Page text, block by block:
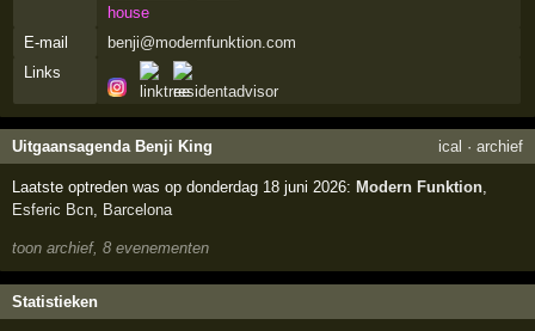
house
E-mail
benji@modernfunktion.com
Links
Uitgaansagenda Benji King ical · archief
Laatste optreden was op donderdag 18 juni 2026: Modern Funktion,
Esferic Bcn, Barcelona
toon archief, 8 evenementen
Statistieken